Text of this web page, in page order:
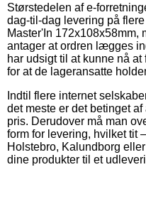
Størstedelen af e-
dag-til-dag levering på
Master'In
antager at ordren lægges
har udsigt til at kunne nå
for at de lageransatte
Indtil flere internet
det meste er det betinget
pris. Derudover må man
form for levering, hvilket tit
Holstebro, Kalundborg
dine produkter til et